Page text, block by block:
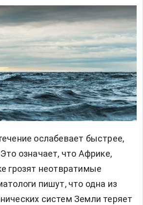
ослабевает быстрее,
означает, что Африке,
грозят неотвратимые
пишут, что одна из
систем Земли теряет